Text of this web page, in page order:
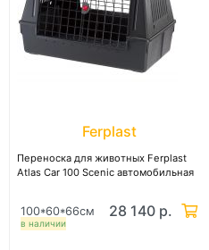
Ferplast
Переноска для животных Ferplast
Atlas Car 100 Scenic автомобильная
в наличии
100*60*66см 28 140 р.